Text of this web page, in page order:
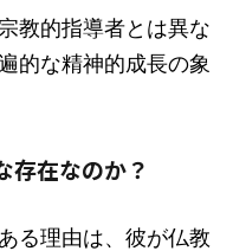
教的指導者とは異な
的な精神的成長の象
存在なのか？
る理由は、彼が仏教